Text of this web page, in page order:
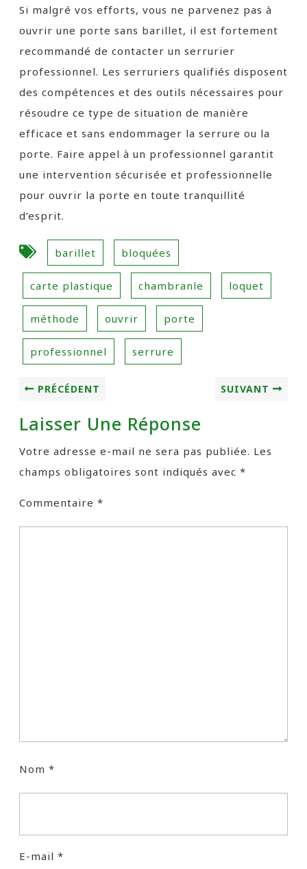
Si malgré vos efforts, vous ne parvenez pas à
ouvrir une porte sans barillet, il est fortement
recommandé de contacter un serrurier
professionnel. Les serruriers qualifiés disposent
des compétences et des outils nécessaires pour
résoudre ce type de situation de manière
efficace et sans endommager la serrure ou la
porte. Faire appel à un professionnel garantit
une intervention sécurisée et professionnelle
pour ouvrir la porte en toute tranquillité
d’esprit.
barillet bloquées
carte plastique chambranle loquet
méthode ouvrir porte
professionnel serrure
PRÉCÉDENT SUIVANT
Laisser Une Réponse
Votre adresse e-mail ne sera pas publiée. Les
champs obligatoires sont indiqués avec *
Commentaire *
Nom *
E-mail *